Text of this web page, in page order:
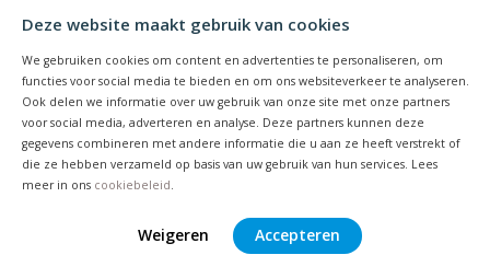
Deze website maakt gebruik van cookies
We gebruiken cookies om content en advertenties te personaliseren, om
functies voor social media te bieden en om ons websiteverkeer te analyseren.
Ook delen we informatie over uw gebruik van onze site met onze partners
voor social media, adverteren en analyse. Deze partners kunnen deze
gegevens combineren met andere informatie die u aan ze heeft verstrekt of
die ze hebben verzameld op basis van uw gebruik van hun services. Lees
meer in ons cookiebeleid
Weigeren Accepteren
Beoordeling versturen
Montagesleutel tyleen
Montagesleutel voor tyleenkoppelingen van diameter 16 t/m
110 mm
Op voorraad